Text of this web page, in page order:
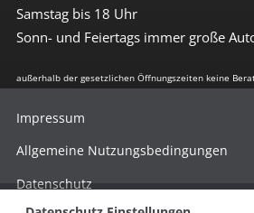
Samstag bis 18 Uhr
Sonn- und Feiertags immer große
außerhalb der gesetzlichen Öffnungszeiten keine
Impressum
Allgemeine Nutzungsbedingungen
Datenschutz